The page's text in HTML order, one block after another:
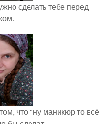
сделать тебе перед
что "ну маникюр то всё